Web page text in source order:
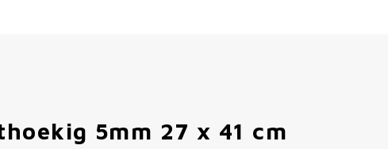
5mm 27 x 41 cm